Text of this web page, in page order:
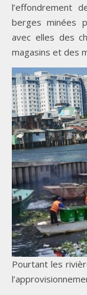
l’effondrement
berges minées
avec elles des
magasins et des
Pourtant les